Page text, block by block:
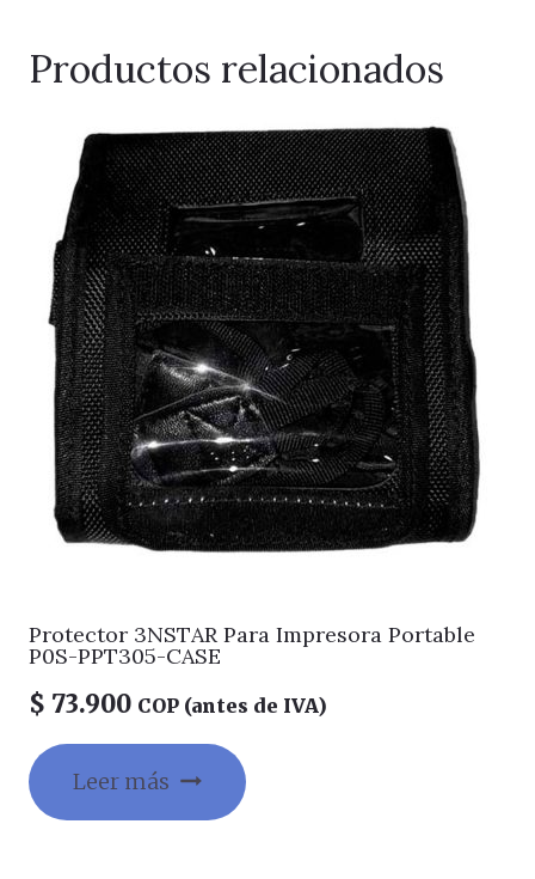
Productos relacionados
Protector 3NSTAR Para Impresora Portable
P0S-PPT305-CASE
$ 73.900 COP (antes de IVA)
Leer más